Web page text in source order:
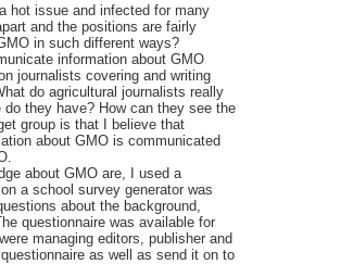
hot issue and infected for many
and the positions are fairly
in such different ways?
information about GMO
journalists covering and writing
do agricultural journalists really
they have? How can they see the
group is that I believe that
about GMO is communicated
about GMO are, I used a
a school survey generator was
about the background,
questionnaire was available for
managing editors, publisher and
as well as send it on to